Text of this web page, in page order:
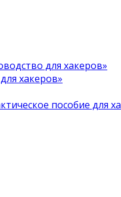
для хакеров»
хакеров»
пособие для